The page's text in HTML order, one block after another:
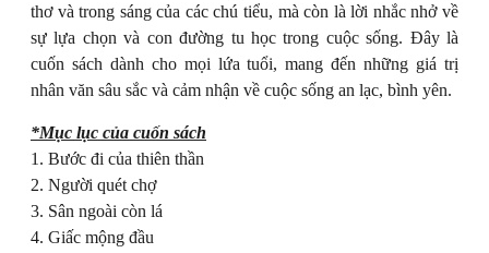
thơ và trong sáng của các chú tiểu, mà còn là lời nhắc nhở về
sự lựa chọn và con đường tu học trong cuộc sống. Đây là
cuốn sách dành cho mọi lứa tuổi, mang đến những giá trị
nhân văn sâu sắc và cảm nhận về cuộc sống an lạc, bình yên.
*Mục lục của cuốn sách
1. Bước đi của thiên thần
2. Người quét chợ
3. Sân ngoài còn lá
4. Giấc mộng đầu